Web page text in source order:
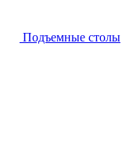
Подъемные столы